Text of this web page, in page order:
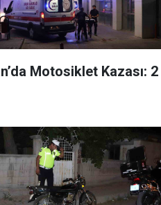
Motosiklet Kazası: 2